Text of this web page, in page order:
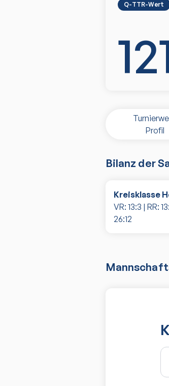
Q-TTR-Wert
Profil
Bilanz der
Kreisklasse
VR: 13:3 | RR: 13:
26:12